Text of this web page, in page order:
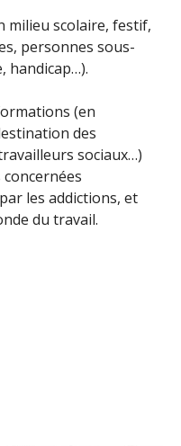
milieu scolaire, festif,
personnes sous-
handicap…).
(en
des
sociaux…)
les addictions, et
du travail.